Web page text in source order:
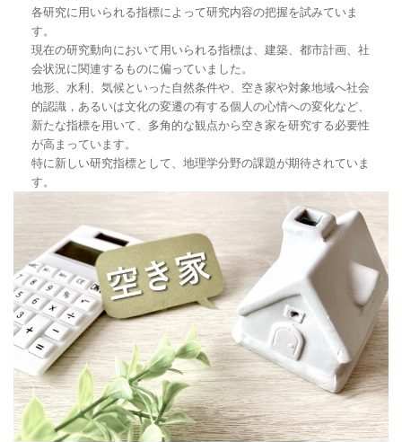
各研究に用いられる指標によって研究内容の把握を試みていま
す。
現在の研究動向において用いられる指標は、建築、都市計画、社
会状況に関連するものに偏っていました。
地形、水利、気候といった自然条件や、空き家や対象地域へ社会
的認識，あるいは文化の変遷の有する個人の心情への変化など、
新たな指標を用いて、多角的な観点から空き家を研究する必要性
が高まっています。
特に新しい研究指標として、地理学分野の課題が期待されていま
す。